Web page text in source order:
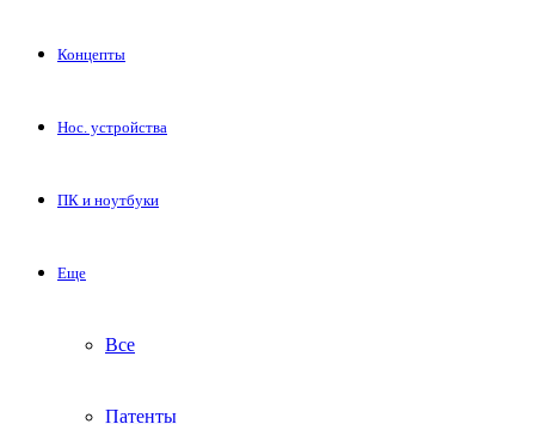
Концепты
Нос. устройства
ПК и ноутбуки
Еще
Все
Патенты